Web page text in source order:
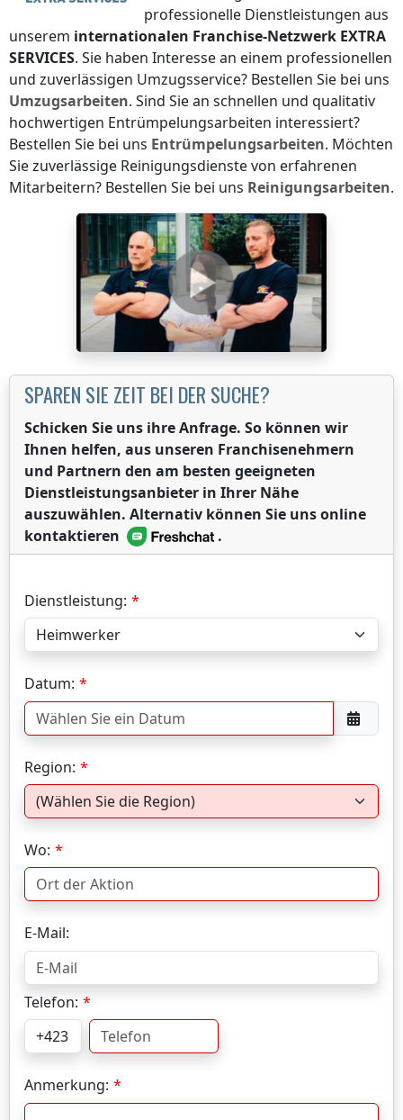
professionelle Dienstleistungen aus
unserem internationalen Franchise-Netzwerk EXTRA
SERVICES. Sie haben Interesse an einem professionellen
und zuverlässigen Umzugsservice? Bestellen Sie bei uns
Umzugsarbeiten. Sind Sie an schnellen und qualitativ
hochwertigen Entrümpelungsarbeiten interessiert?
Bestellen Sie bei uns Entrümpelungsarbeiten. Möchten
Sie zuverlässige Reinigungsdienste von erfahrenen
Mitarbeitern? Bestellen Sie bei uns Reinigungsarbeiten.
SPAREN SIE ZEIT BEI DER SUCHE?
Schicken Sie uns ihre Anfrage. So können wir
Ihnen helfen, aus unseren Franchisenehmern
und Partnern den am besten geeigneten
Dienstleistungsanbieter in Ihrer Nähe
auszuwählen. Alternativ können Sie uns online
kontaktieren
.
Dienstleistung:
Datum:
Region:
Wo:
E-Mail:
Telefon:
Anmerkung: